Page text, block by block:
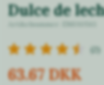
Dulce de
Artikelnummer:
(2)
63.67 DKK